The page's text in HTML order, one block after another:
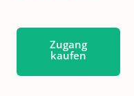
Zugang
kaufen